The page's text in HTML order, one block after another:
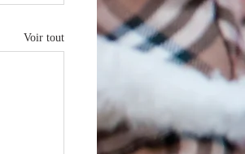
Voir tout